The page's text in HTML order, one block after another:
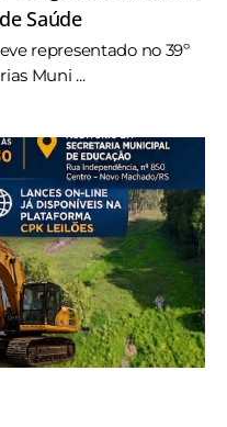
Saúde
representado no 39º
Muni ...